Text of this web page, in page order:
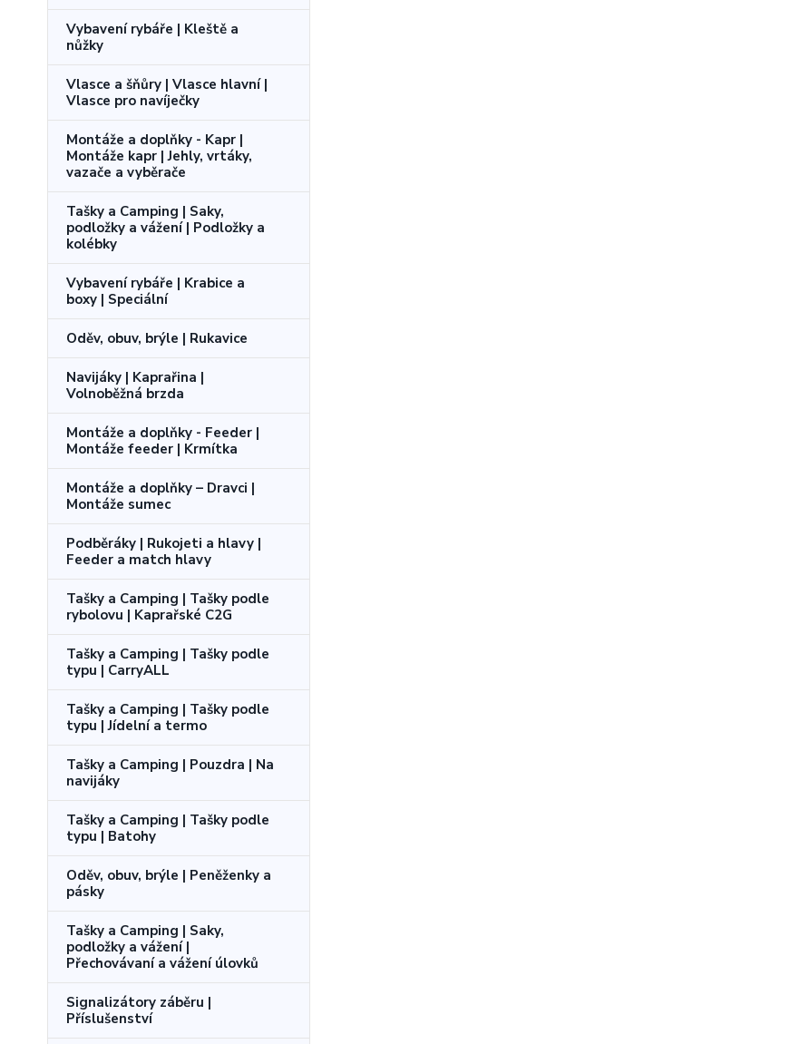
Vybavení rybáře | Kleště a
nůžky
Vlasce a šňůry | Vlasce hlavní |
Vlasce pro navíječky
Montáže a doplňky - Kapr |
Montáže kapr | Jehly, vrtáky,
vazače a vyběrače
Tašky a Camping | Saky,
podložky a vážení | Podložky a
kolébky
Vybavení rybáře | Krabice a
boxy | Speciální
Oděv, obuv, brýle | Rukavice
Navijáky | Kaprařina |
Volnoběžná brzda
Montáže a doplňky - Feeder |
Montáže feeder | Krmítka
Montáže a doplňky – Dravci |
Montáže sumec
Podběráky | Rukojeti a hlavy |
Feeder a match hlavy
Tašky a Camping | Tašky podle
rybolovu | Kaprařské C2G
Tašky a Camping | Tašky podle
typu | CarryALL
Tašky a Camping | Tašky podle
typu | Jídelní a termo
Tašky a Camping | Pouzdra | Na
navijáky
Tašky a Camping | Tašky podle
typu | Batohy
Oděv, obuv, brýle | Peněženky a
pásky
Tašky a Camping | Saky,
podložky a vážení |
Přechovávaní a vážení úlovků
Signalizátory záběru |
Příslušenství